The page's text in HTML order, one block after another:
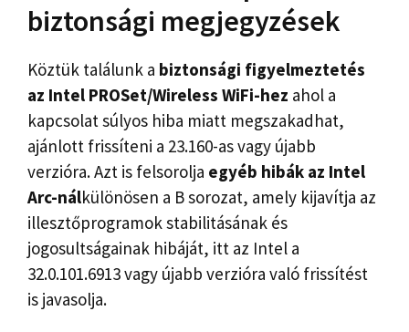
biztonsági megjegyzések
Köztük találunk a biztonsági figyelmeztetés
az Intel PROSet/Wireless WiFi-hez ahol a
kapcsolat súlyos hiba miatt megszakadhat,
ajánlott frissíteni a 23.160-as vagy újabb
verzióra. Azt is felsorolja egyéb hibák az Intel
Arc-nálkülönösen a B sorozat, amely kijavítja az
illesztőprogramok stabilitásának és
jogosultságainak hibáját, itt az Intel a
32.0.101.6913 vagy újabb verzióra való frissítést
is javasolja.